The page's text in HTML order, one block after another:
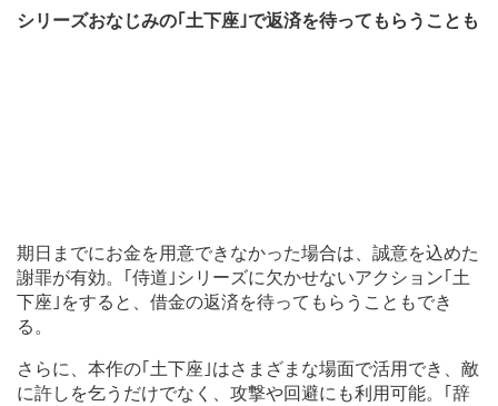
シリーズおなじみの｢土下座｣で返済を待ってもらうことも
期日までにお金を用意できなかった場合は、誠意を込めた
謝罪が有効。｢侍道｣シリーズに欠かせないアクション｢土
下座｣をすると、借金の返済を待ってもらうこともでき
る。
さらに、本作の｢土下座｣はさまざまな場面で活用でき、敵
に許しを乞うだけでなく、攻撃や回避にも利用可能。｢辞